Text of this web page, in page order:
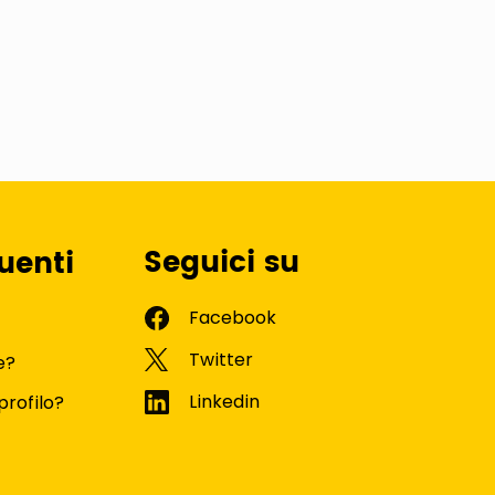
Seguici su